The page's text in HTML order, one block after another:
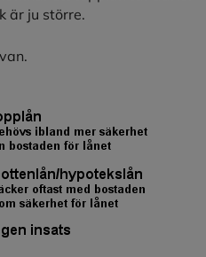
är ju större.